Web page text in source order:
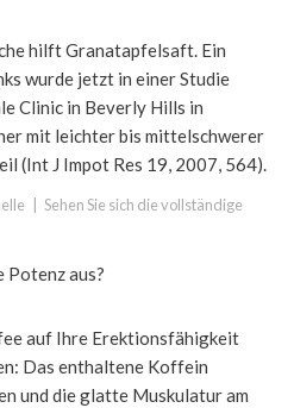
hilft Granatapfelsaft. Ein
wurde jetzt in einer Studie
Clinic in Beverly Hills in
mit leichter bis mittelschwerer
(Int J Impot Res 19, 2007, 564).
Sehen Sie sich die vollständige
aus?
auf Ihre Erektionsfähigkeit
Das enthaltene Koffein
und die glatte Muskulatur am